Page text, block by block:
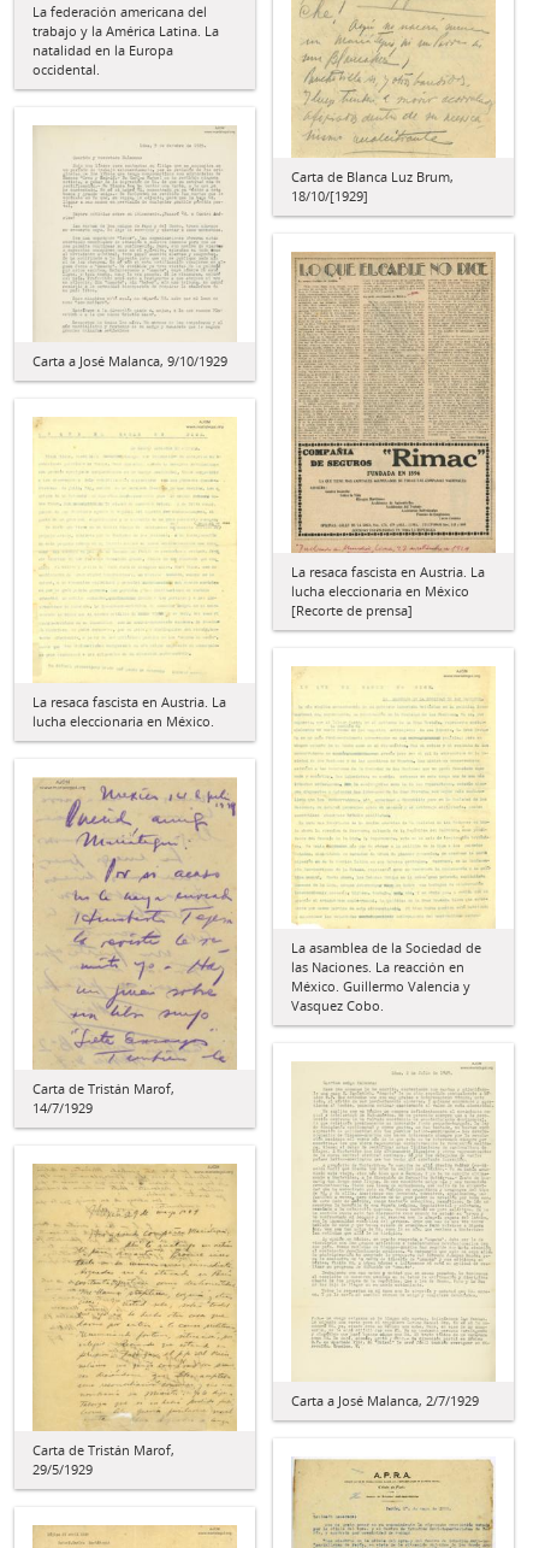
La federación americana del
trabajo y la América Latina. La
natalidad en la Europa
occidental.
Carta de Blanca Luz Brum,
18/10/[1929]
Carta a José Malanca, 9/10/1929
La resaca fascista en Austria. La
lucha eleccionaria en México
[Recorte de prensa]
La resaca fascista en Austria. La
lucha eleccionaria en México.
La asamblea de la Sociedad de
las Naciones. La reacción en
México. Guillermo Valencia y
Vasquez Cobo.
Carta de Tristán Marof,
14/7/1929
Carta a José Malanca, 2/7/1929
Carta de Tristán Marof,
29/5/1929